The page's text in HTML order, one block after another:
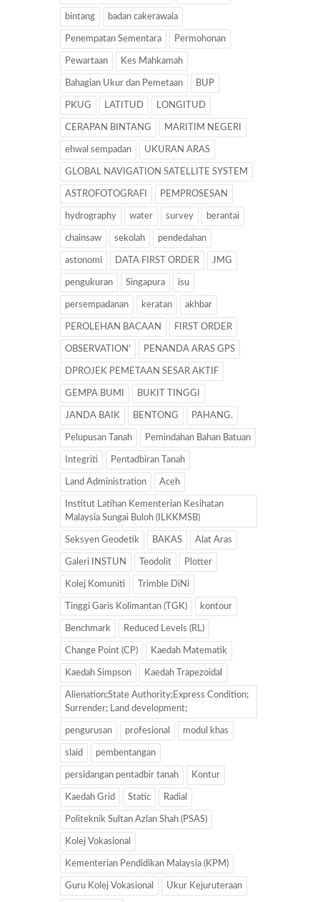
bintang badan cakerawala
Penempatan Sementara Permohonan
Pewartaan Kes Mahkamah
Bahagian Ukur dan Pemetaan BUP
PKUG LATITUD LONGITUD
CERAPAN BINTANG MARITIM NEGERI
ehwal sempadan UKURAN ARAS
GLOBAL NAVIGATION SATELLITE SYSTEM
ASTROFOTOGRAFI PEMPROSESAN
hydrography water survey berantai
chainsaw sekolah pendedahan
astonomi DATA FIRST ORDER JMG
pengukuran Singapura isu
persempadanan keratan akhbar
PEROLEHAN BACAAN FIRST ORDER
OBSERVATION’ PENANDA ARAS GPS
DPROJEK PEMETAAN SESAR AKTIF
GEMPA BUMI BUKIT TINGGI
JANDA BAIK BENTONG PAHANG.
Pelupusan Tanah Pemindahan Bahan Batuan
Integriti Pentadbiran Tanah
Land Administration Aceh
Institut Latihan Kementerian Kesihatan
Malaysia Sungai Buloh (ILKKMSB)
Seksyen Geodetik BAKAS Alat Aras
Galeri INSTUN Teodolit Plotter
Kolej Komuniti Trimble DiNi
Tinggi Garis Kolimantan (TGK) kontour
Benchmark Reduced Levels (RL)
Change Point (CP) Kaedah Matematik
Kaedah Simpson Kaedah Trapezoidal
Alienation;State Authority;Express Condition;
Surrender; Land development;
pengurusan profesional modul khas
slaid pembentangan
persidangan pentadbir tanah Kontur
Kaedah Grid Static Radial
Politeknik Sultan Azlan Shah (PSAS)
Kolej Vokasional
Kementerian Pendidikan Malaysia (KPM)
Guru Kolej Vokasional Ukur Kejuruteraan